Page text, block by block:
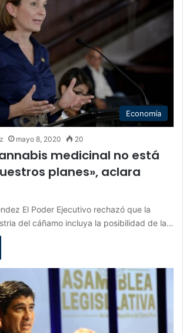
Economía
mayo 8, 2020 20
medicinal no está
planes», aclara
El Poder Ejecutivo rechazó que la
del cáñamo incluya la posibilidad de la…